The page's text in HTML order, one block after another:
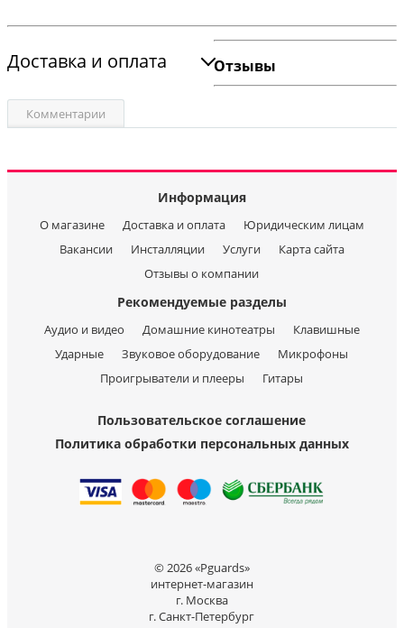
Доставка и оплата Отзывы
Комментарии
Информация
О магазине Доставка и оплата
Юридическим лицам
Вакансии
Инсталляции Услуги
Карта сайта
Отзывы о компании
Рекомендуемые разделы
Аудио и видео Домашние кинотеатры
Клавишные
Ударные
Звуковое оборудование
Микрофоны
Проигрыватели и плееры
Гитары
Пользовательское соглашение
Политика обработки персональных данных
© 2026 «Pguards»
интернет-магазин
г. Москва
г. Санкт-Петербург